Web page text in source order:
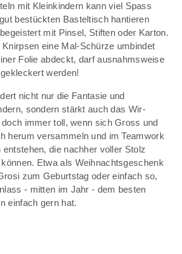
mit Kleinkindern kann viel Spass
bestückten Basteltisch hantieren
mit Pinsel, Stiften oder Karton.
eine Mal-Schürze umbindet
Folie abdeckt, darf ausnahmsweise
werden!
nicht nur die Fantasie und
sondern stärkt auch das Wir-
immer toll, wenn sich Gross und
herum versammeln und im Teamwork
entstehen, die nachher voller Stolz
Etwa als Weihnachtsgeschenk
zum Geburtstag oder einfach so,
- mitten im Jahr - dem besten
einfach gern hat.